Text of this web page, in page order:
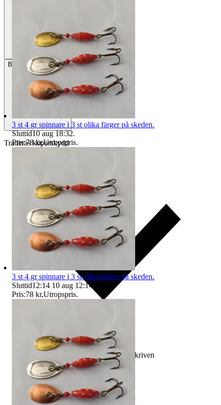
BetalningVia Tradera
Traderas köparskydd
Ersättning om varan inte är som beskriven
3 st 4 gr spinnare i 3 st olika färger på skeden.
Sluttid10 aug 18:32.
Pris:78 kr,Utropspris.
3 st 4 gr spinnare i 3 st olika färger på skeden.
Sluttid12:14 10 aug 12:14
Pris:78 kr,Utropspris.